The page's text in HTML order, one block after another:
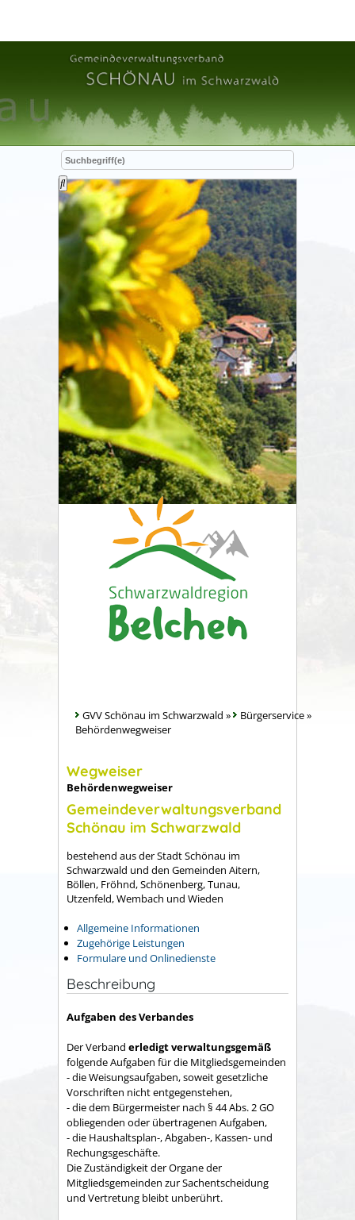
GVV Schönau im Schwarzwald » Bürgerservice»
Behördenwegweiser
Wegweiser
Behördenwegweiser
Gemeindeverwaltungsverband
Schönau im Schwarzwald
bestehend aus der Stadt Schönau im
Schwarzwald und den Gemeinden Aitern,
Böllen, Fröhnd, Schönenberg, Tunau,
Utzenfeld, Wembach und Wieden
Allgemeine Informationen
Zugehörige Leistungen
Formulare und Onlinedienste
Beschreibung
Aufgaben des Verbandes
Der Verband erledigt verwaltungsgemäß
folgende Aufgaben für die Mitgliedsgemeinden
- die Weisungsaufgaben, soweit gesetzliche
Vorschriften nicht entgegenstehen,
- die dem Bürgermeister nach § 44 Abs. 2 GO
obliegenden oder übertragenen Aufgaben,
- die Haushaltsplan-, Abgaben-, Kassen- und
Rechungs­geschäfte.
Die Zuständigkeit der Organe der
Mitgliedsgemeinden zur Sachent­scheidung
und Vertretung bleibt unberührt.